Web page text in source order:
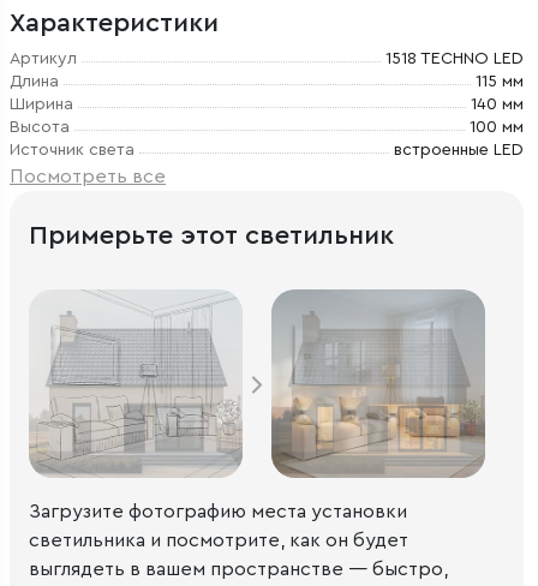
Характеристики
Артикул
1518 TECHNO LED
Длина
115 мм
Ширина
140 мм
Высота
100 мм
Источник света
встроенные LED
Посмотреть все
Примерьте этот светильник
Загрузите фотографию места установки
светильника и посмотрите, как он будет
выглядеть в вашем пространстве — быстро,